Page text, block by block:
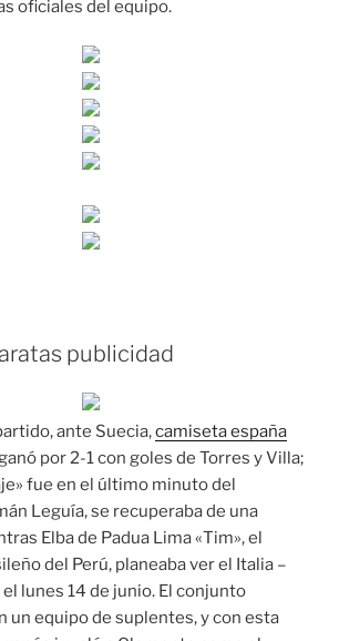
oficiales del equipo.
publicidad
ante Suecia,camiseta españa
por 2-1 con goles de Torres y Villa;
fue en el último minuto del
Leguía, se recuperaba de una
Elba de Padua Lima «Tim», el
del Perú, planeaba ver el Italia –
lunes 14 de junio. El conjunto
un equipo de suplentes, y con esta